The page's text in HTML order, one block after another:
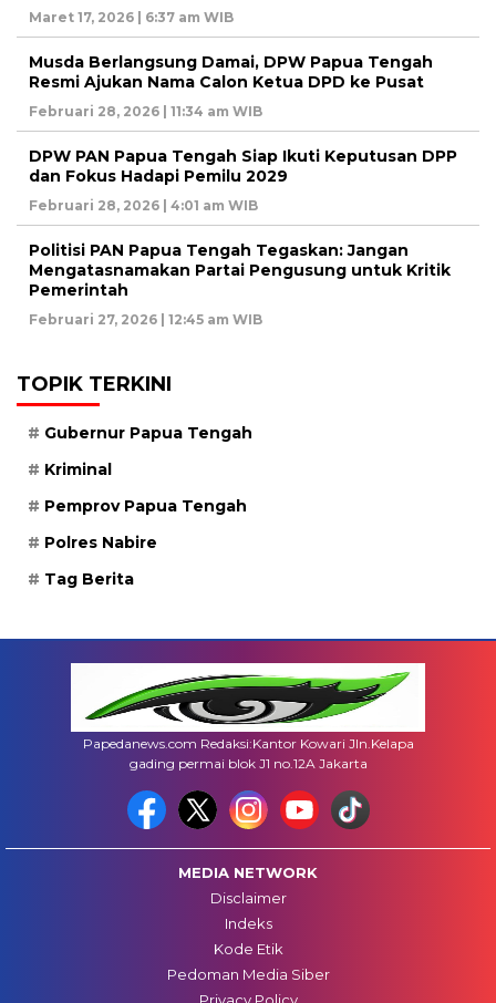
Maret 17, 2026 | 6:37 am WIB
Musda Berlangsung Damai, DPW Papua Tengah
Resmi Ajukan Nama Calon Ketua DPD ke Pusat
Februari 28, 2026 | 11:34 am WIB
DPW PAN Papua Tengah Siap Ikuti Keputusan DPP
dan Fokus Hadapi Pemilu 2029
Februari 28, 2026 | 4:01 am WIB
Politisi PAN Papua Tengah Tegaskan: Jangan
Mengatasnamakan Partai Pengusung untuk Kritik
Pemerintah
Februari 27, 2026 | 12:45 am WIB
TOPIK TERKINI
Gubernur Papua Tengah
Kriminal
Pemprov Papua Tengah
Polres Nabire
Tag Berita
Papedanews.com Redaksi:Kantor Kowari Jln.Kelapa
gading permai blok J1 no.12A Jakarta
MEDIA NETWORK
Disclaimer
Indeks
Kode Etik
Pedoman Media Siber